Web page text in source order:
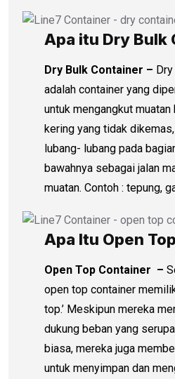
Apa itu Dry Bulk
Dry Bulk Container –
adalah container yang
untuk mengangkut
kering yang tidak
lubang- lubang pada
bawahnya sebagai jalan
muatan. Contoh : tepung,
Apa Itu Open
Open Top Container –
open top container
top.’ Meskipun mereka
dukung beban yang
biasa, mereka juga
untuk menyimpan dan